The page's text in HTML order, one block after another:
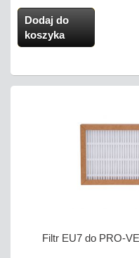
Dodaj do
koszyka
Filtr EU7 do PRO-